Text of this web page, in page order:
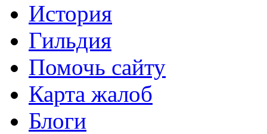
История
Гильдия
Помочь сайту
Карта жалоб
Блоги